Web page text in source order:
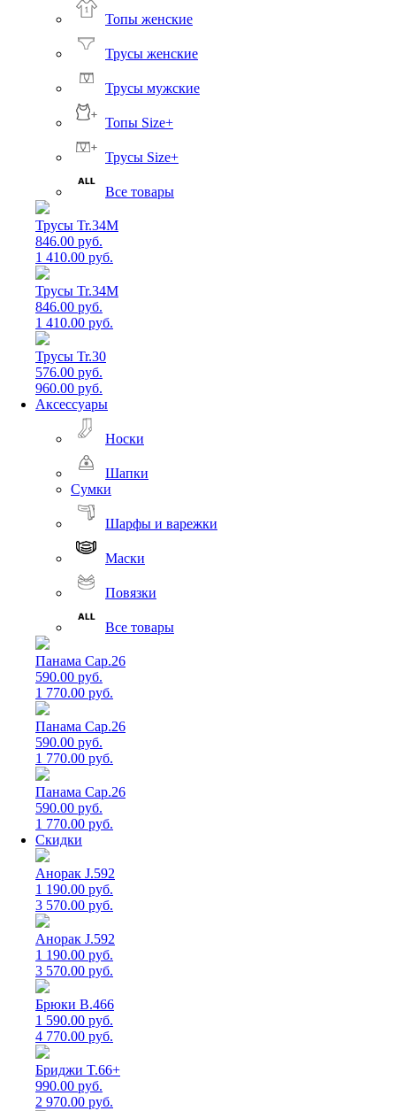
Топы женские
Трусы женские
Трусы мужские
Топы Size+
Трусы Size+
Все товары
Трусы Tr.34M
846.00 руб.
1 410.00 руб.
Трусы Tr.34M
846.00 руб.
1 410.00 руб.
Трусы Tr.30
576.00 руб.
960.00 руб.
Аксессуары
Носки
Шапки
Сумки
Шарфы и варежки
Маски
Повязки
Все товары
Панама Cap.26
590.00 руб.
1 770.00 руб.
Панама Cap.26
590.00 руб.
1 770.00 руб.
Панама Cap.26
590.00 руб.
1 770.00 руб.
Скидки
Анорак J.592
1 190.00 руб.
3 570.00 руб.
Анорак J.592
1 190.00 руб.
3 570.00 руб.
Брюки B.466
1 590.00 руб.
4 770.00 руб.
Бриджи T.66+
990.00 руб.
2 970.00 руб.